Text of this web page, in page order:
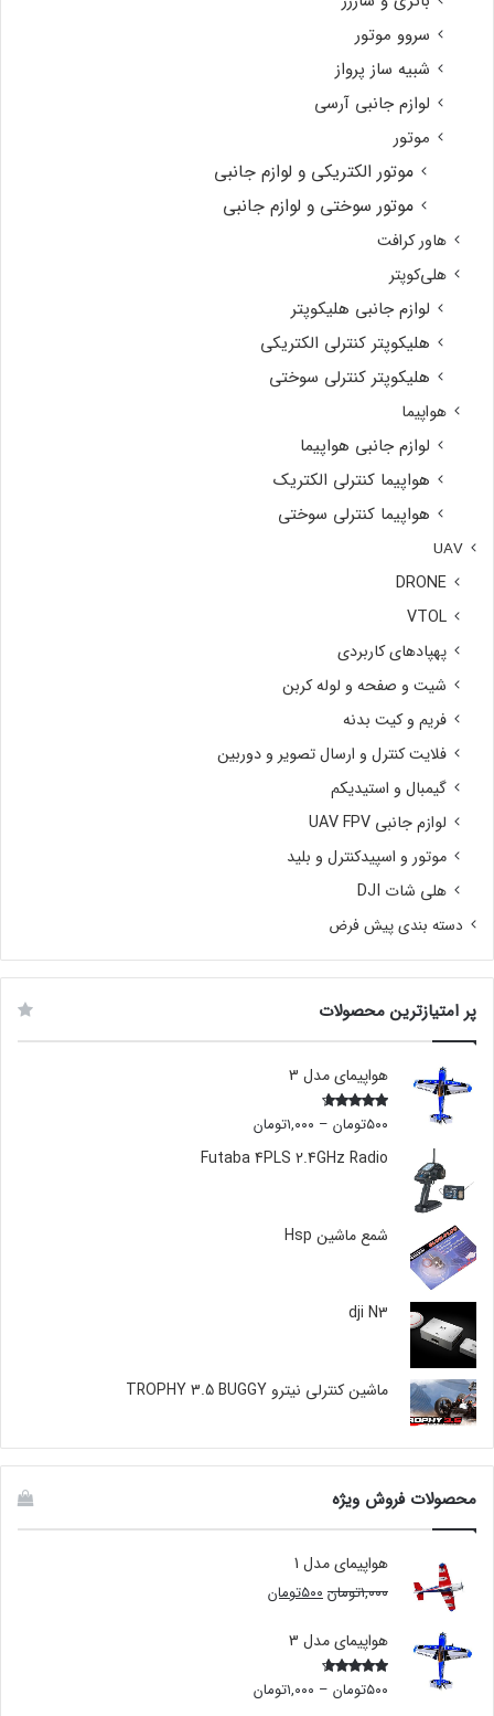
سروو موتور
شبیه ساز پرواز
لوازم جانبی آرسی
موتور
موتور الکتریکی و لوازم جانبی
موتور سوختی و لوازم جانبی
هاور کرافت
هلی‌کوپتر
لوازم جانبی هلیکوپتر
هلیکوپتر کنترلی الکتریکی
هلیکوپتر کنترلی سوختی
هواپیما
لوازم جانبی هواپیما
هواپیما کنترلی الکتریک
هواپیما کنترلی سوختی
UAV
DRONE
VTOL
پهپادهای کاربردی
شیت و صفحه و لوله کربن
فریم و کیت بدنه
فلایت کنترل و ارسال تصویر و دوربین
گیمبال و استیدیکم
لوازم جانبی UAV FPV
موتور و اسپیدکنترل و بلید
هلی شات DJI
دسته بندی پیش فرض
پر امتیازترین محصولات
هواپیمای مدل 3
Rated
4.00
of 5
۵۰۰تومان – ۱,۰۰۰تومان
Futaba 4PLS 2.4GHz Radio
شمع ماشین Hsp
dji N3
ماشین کنترلی نیترو TROPHY 3.5 BUGGY
محصولات فروش ویژه
هواپیمای مدل 1
۱,۰۰۰تومان۵۰۰تومان
هواپیمای مدل 3
Rated
4.00
۵۰۰تومان – ۱,۰۰۰تومان